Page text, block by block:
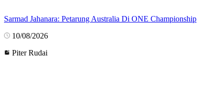
Sarmad Jahanara: Petarung Australia Di ONE Championship
10/08/2026
Piter Rudai